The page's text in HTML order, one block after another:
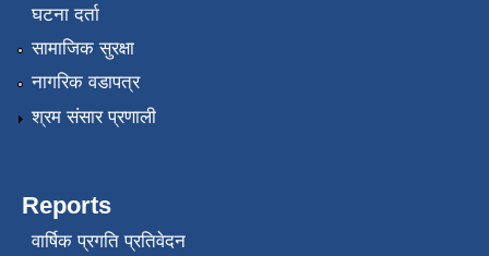
घटना दर्ता
सामाजिक सुरक्षा
नागरिक वडापत्र
श्रम संसार प्रणाली
Reports
वार्षिक प्रगति प्रतिवेदन